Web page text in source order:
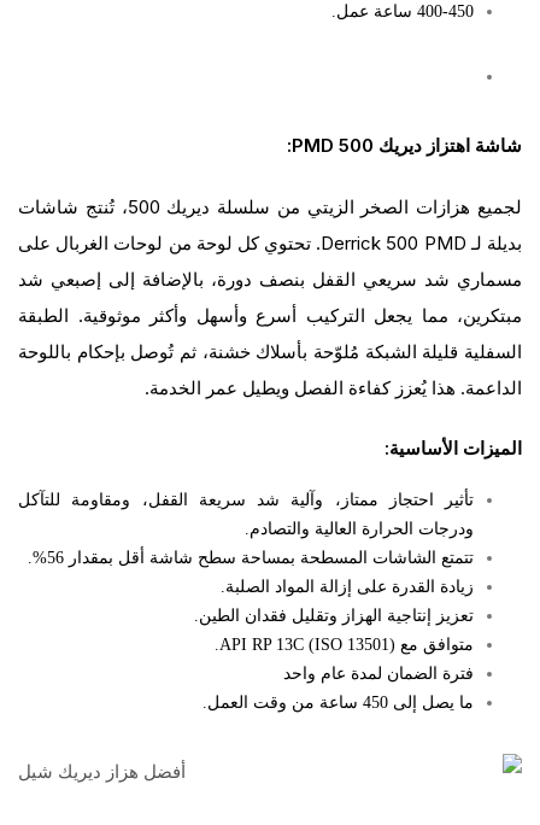
400-450 ساعة عمل.
شاشة اهتزاز ديريك 500 PMD:
لجميع هزازات الصخر الزيتي من سلسلة ديريك 500، تُنتج شاشات
بديلة لـ Derrick 500 PMD. تحتوي كل لوحة من لوحات الغربال على
مسماري شد سريعي القفل بنصف دورة، بالإضافة إلى إصبعي شد
مبتكرين، مما يجعل التركيب أسرع وأسهل وأكثر موثوقية. الطبقة
السفلية قليلة الشبكة مُلوّحة بأسلاك خشنة، ثم تُوصل بإحكام باللوحة
الداعمة. هذا يُعزز كفاءة الفصل ويطيل عمر الخدمة.
الميزات الأساسية:
تأثير احتجاز ممتاز، وآلية شد سريعة القفل، ومقاومة للتآكل
ودرجات الحرارة العالية والتصادم.
تتمتع الشاشات المسطحة بمساحة سطح شاشة أقل بمقدار 56%.
زيادة القدرة على إزالة المواد الصلبة.
تعزيز إنتاجية الهزاز وتقليل فقدان الطين.
متوافق مع API RP 13C (ISO 13501).
فترة الضمان لمدة عام واحد
ما يصل إلى 450 ساعة من وقت العمل.